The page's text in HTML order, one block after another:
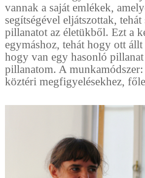
vannak a saját emlékek,
segítségével eljátszottak,
pillanatot az életükből. Ezt a
egymáshoz, tehát hogy ott
hogy van egy hasonló
pillanatom. A
köztéri megfigyelésekhez,